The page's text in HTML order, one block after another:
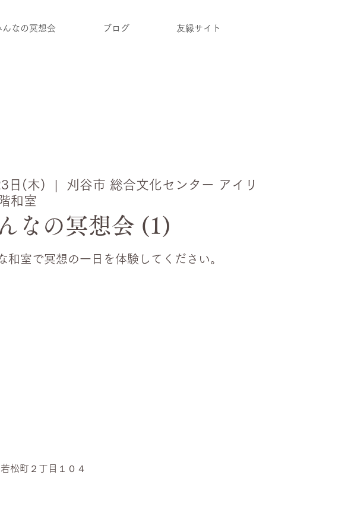
んなの冥想会 ブログ 友縁サイト
日(木)
刈谷市 総合文化センター アイリ
和室
なの冥想会 (1)
松町２丁目１０４